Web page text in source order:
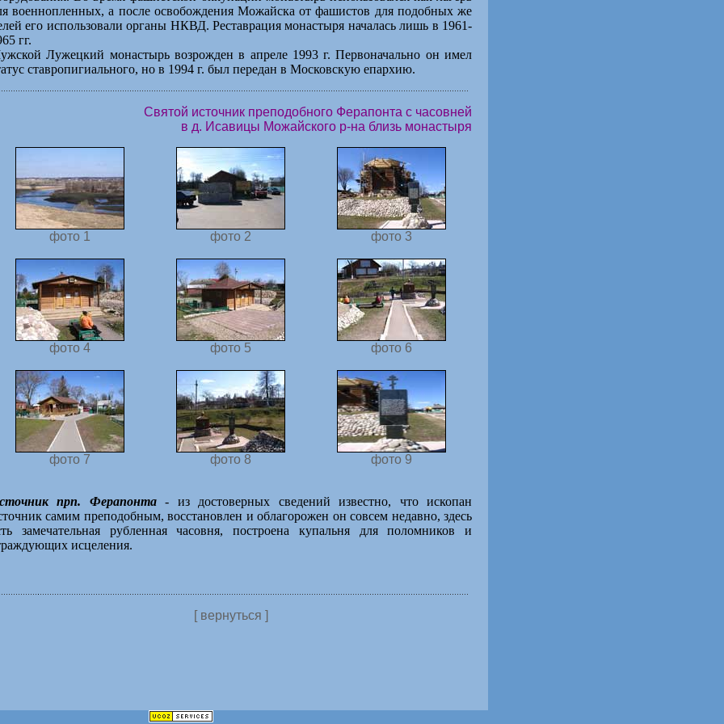
военнопленных, а после освобождения Можайска от фашистов для подобных же
его использовали органы НКВД. Реставрация монастыря началась лишь в 1961-
гг.
Лужецкий монастырь возрожден в апреле 1993 г. Первоначально он имел
ставропигиального, но в 1994 г. был передан в Московскую епархию.
Святой источник преподобного Ферапонта с часовней
в д. Исавицы Можайского р-на близь монастыря
фото 1 фото 2 фото 3
фото 4 фото 5 фото 6
фото 7 фото 8 фото 9
прп. Ферапонта- из достоверных сведений известно, что ископан
самим преподобным, восстановлен и облагорожен он совсем недавно, здесь
замечательная рубленная часовня, построена купальня для поломников и
исцеления.
[ вернуться ]